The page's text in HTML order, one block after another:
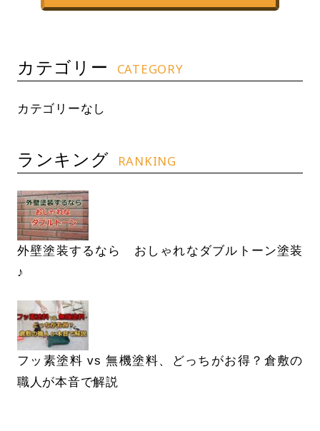
カテゴリー CATEGORY
カテゴリーなし
ランキング RANKING
外壁塗装するなら おしゃれなダブルトーン塗装
♪
フッ素塗料 vs 無機塗料、どっちがお得？倉敷の
職人が本音で解説